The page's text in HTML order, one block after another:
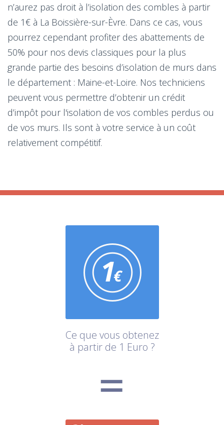
n’aurez pas droit à l’isolation des combles à partir
de 1€ à La Boissière-sur-Èvre. Dans ce cas, vous
pourrez cependant profiter des abattements de
50% pour nos devis classiques pour la plus
grande partie des besoins d’isolation de murs dans
le département : Maine-et-Loire. Nos techniciens
peuvent vous permettre d’obtenir un crédit
d’impôt pour l'isolation de vos combles perdus ou
de vos murs. Ils sont à votre service à un coût
relativement compétitif.
Ce que vous obtenez
à partir de 1 Euro ?